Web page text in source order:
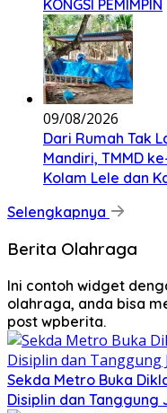
KONGSI PEMIMPIN
09/08/2026
Dari Rumah Tak
Mandiri, TMMD
Kolam Lele dan
Selengkapnya
Berita Olahraga
Ini contoh widget
olahraga, anda bisa
post wpberita.
Sekda Metro Buka
Disiplin dan Tanggung